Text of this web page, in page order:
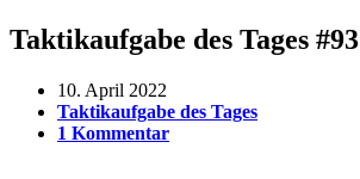
Taktikaufgabe des Tages #93
10. April 2022
Taktikaufgabe des Tages
1 Kommentar